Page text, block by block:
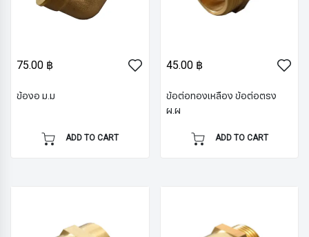
75.00 ฿
ข้องอ ม.ม
ADD TO CART
45.00 ฿
ข้อต่อทองเหลือง ข้อต่อตรง
ผ.ผ
ADD TO CART